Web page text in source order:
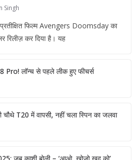
Singh
फिल्म Avengers Doomsday का
रिलीज़ कर दिया है। यह
Pro! लॉन्च से पहले लीक हुए फीचर्स
T20 में वापसी, नहीं चला स्पिन का जलवा
जब काशी बोली – ‘आओ, खोजो खुद को’